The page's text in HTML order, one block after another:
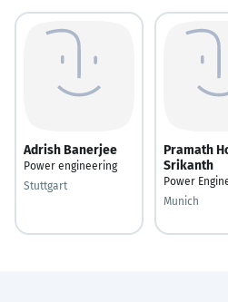
Adrish Banerjee
Power engineering
Stuttgart
Pramath
Srikanth
Power
Munich